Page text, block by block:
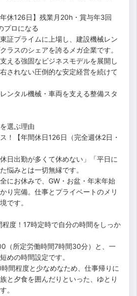
年休126日】残業月20h・賞与年3回
プロになる
証プライムに上場し、建設機械レン
ラスのシェアを誇るメガ企業です。
える強固なビジネスモデルを展開し
されない圧倒的な安定経営を続けて
ンタル機械・車両を支える整備スタ
選ぶ理由
！【年間休日126日（完全週休2日・
日出勤が多くて休めない」「平日に
悩みとは一切無縁です。
にお休みで、GW・お盆・年末年始
り完備。仕事とプライベートのメリ
です。
度！17時定時で自分の時間をしっか
（所定労働時間7時間30分）と、一
めの時間設定です。
間程度と少なめなため、仕事帰りに
と夕食を囲んだりといった、ゆとり
。